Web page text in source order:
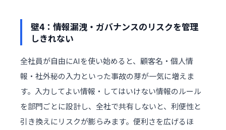
壁4：情報漏洩・ガバナンスのリスクを管理
しきれない
全社員が自由にAIを使い始めると、顧客名・個人情
報・社外秘の入力といった事故の芽が一気に増えま
す。入力してよい情報・してはいけない情報のルール
を部門ごとに設計し、全社で共有しないと、利便性と
引き換えにリスクが膨らみます。便利さを広げるほ